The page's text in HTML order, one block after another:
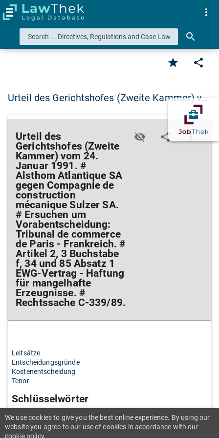
search
more_vert
star share
Urteil des Gerichtshofes (Zweite Kammer) v…
Urteil des
Gerichtshofes (Zweite
Kammer) vom 24.
Januar 1991. #
Alsthom Atlantique SA
gegen Compagnie de
construction
mécanique Sulzer SA.
# Ersuchen um
Vorabentscheidung:
Tribunal de commerce
de Paris - Frankreich. #
Artikel 2, 3 Buchstabe
f, 34 und 85 Absatz 1
EWG-Vertrag - Haftung
für mangelhafte
Erzeugnisse. #
Rechtssache C-339/89.
visibility_off share more_vert
Leitsätze
Entscheidungsgründe
Kostenentscheidung
Tenor
Schlüsselwörter
++++
We use cookies to give you the best online experience. By using our
website you agree to our use of cookies in accordance with our
cookie policy.